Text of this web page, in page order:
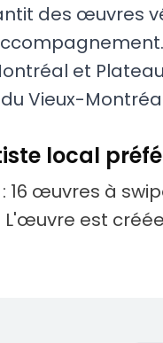
des œuvres
et
Vieux-
local
16 œuvres à
L'œuvre est